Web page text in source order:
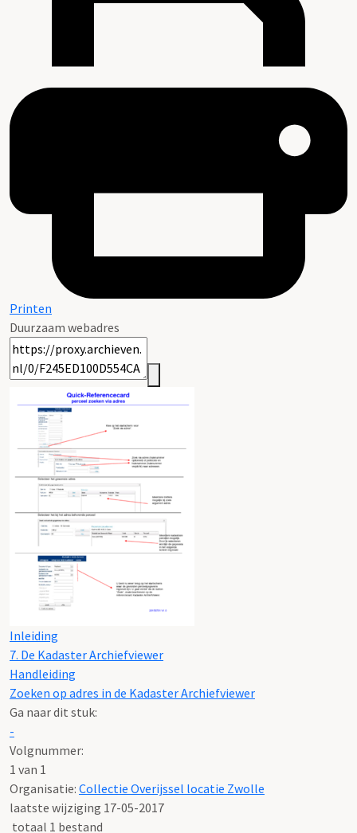
Printen
Duurzaam webadres
Inleiding
7. De Kadaster Archiefviewer
Handleiding
Zoeken op adres in de Kadaster Archiefviewer
Ga naar dit stuk:
-
Volgnummer:
1 van 1
Organisatie: Collectie Overijssel locatie Zwolle
laatste wijziging 17-05-2017
totaal 1 bestand